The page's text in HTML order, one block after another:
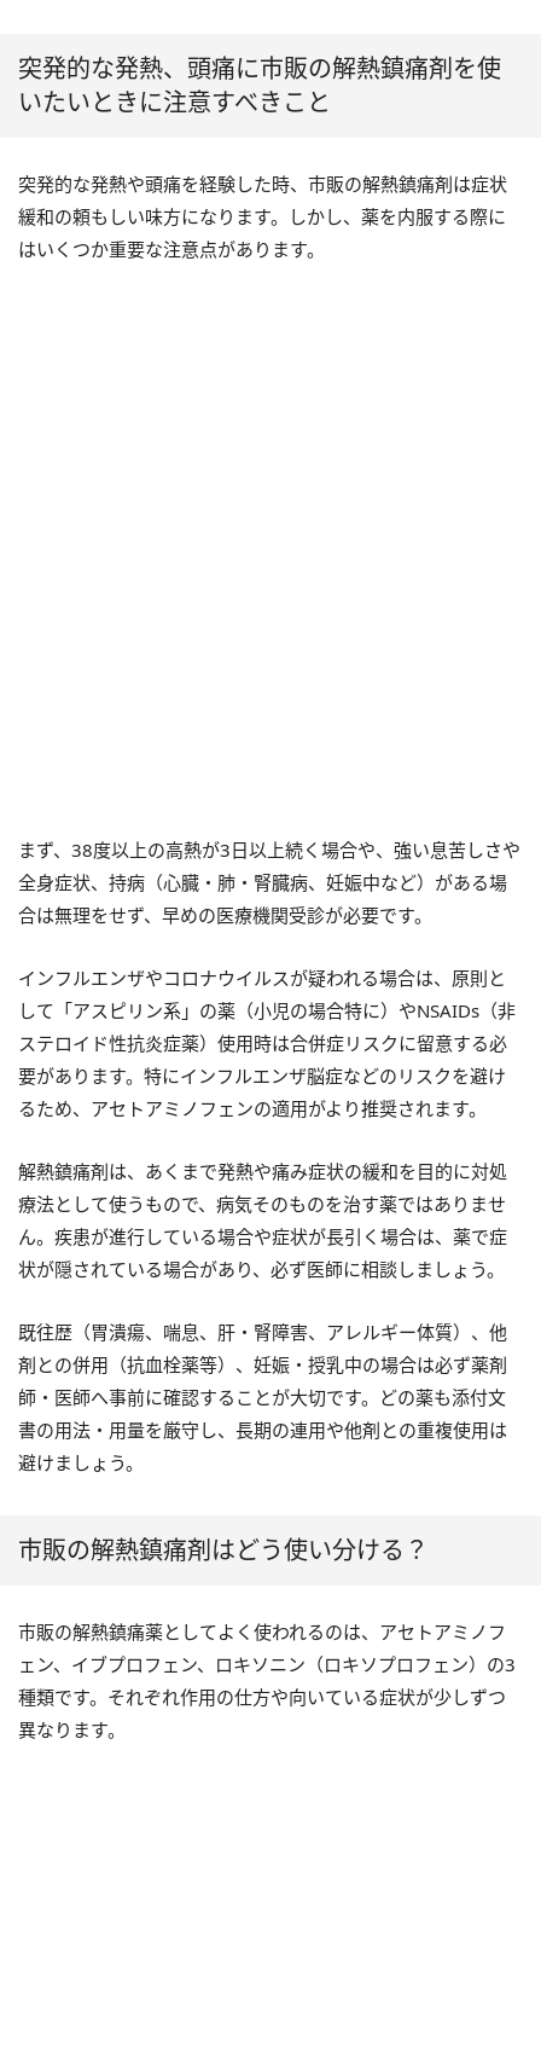
突発的な発熱、頭痛に市販の解熱鎮痛剤を使
いたいときに注意すべきこと
突発的な発熱や頭痛を経験した時、市販の解熱鎮痛剤は症状
緩和の頼もしい味方になります。しかし、薬を内服する際に
はいくつか重要な注意点があります。
まず、38度以上の高熱が3日以上続く場合や、強い息苦しさや
全身症状、持病（心臓・肺・腎臓病、妊娠中など）がある場
合は無理をせず、早めの医療機関受診が必要です。
インフルエンザやコロナウイルスが疑われる場合は、原則と
して「アスピリン系」の薬（小児の場合特に）やNSAIDs（非
ステロイド性抗炎症薬）使用時は合併症リスクに留意する必
要があります。特にインフルエンザ脳症などのリスクを避け
るため、アセトアミノフェンの適用がより推奨されます。
解熱鎮痛剤は、あくまで発熱や痛み症状の緩和を目的に対処
療法として使うもので、病気そのものを治す薬ではありませ
ん。疾患が進行している場合や症状が長引く場合は、薬で症
状が隠されている場合があり、必ず医師に相談しましょう。
既往歴（胃潰瘍、喘息、肝・腎障害、アレルギー体質）、他
剤との併用（抗血栓薬等）、妊娠・授乳中の場合は必ず薬剤
師・医師へ事前に確認することが大切です。どの薬も添付文
書の用法・用量を厳守し、長期の連用や他剤との重複使用は
避けましょう。
市販の解熱鎮痛剤はどう使い分ける？
市販の解熱鎮痛薬としてよく使われるのは、アセトアミノフ
ェン、イブプロフェン、ロキソニン（ロキソプロフェン）の3
種類です。それぞれ作用の仕方や向いている症状が少しずつ
異なります。